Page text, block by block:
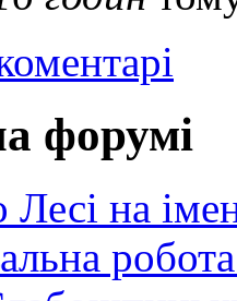
форумі
Лесі на